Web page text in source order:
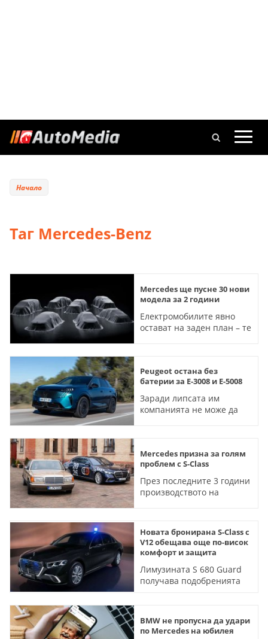
Начало
Таг Mercedes-Benz
Mercedes ще пусне 30 нови
модела за 2 години
Електромобилите явно
остават на заден план – те
Peugeot остана без
батерии за E-3008 и E-5008
Заради липсата им
компанията не може да
Mercedes призна за голям
проблем с S-Class
През последните 3 години
производството на
Новата бронирана S-Class с
V12 обещава още по-висок
комфорт и защита
Лимузината S 680 Guard
получава подобренията
BMW не пропусна да удари
по Mercedes на юбилея